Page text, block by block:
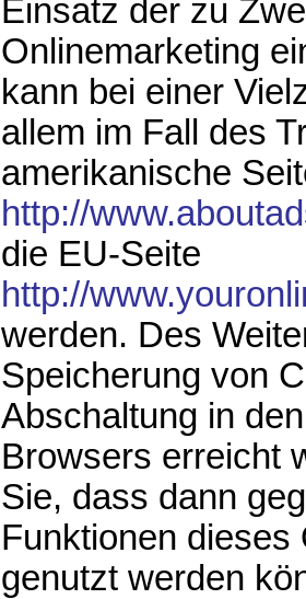
Einsatz der zu
Onlinemarketing
kann bei einer
allem im Fall des
amerikanische
http://
die EU-Seite
http://
werden. Des
Speicherung von
Abschaltung in
Browsers erreicht
Sie, dass dann
Funktionen dieses
genutzt werden